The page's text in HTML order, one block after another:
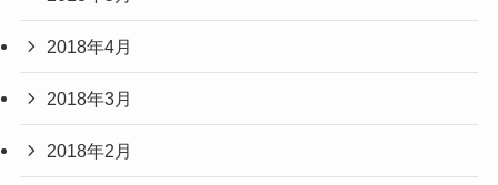
2018年4月
2018年3月
2018年2月